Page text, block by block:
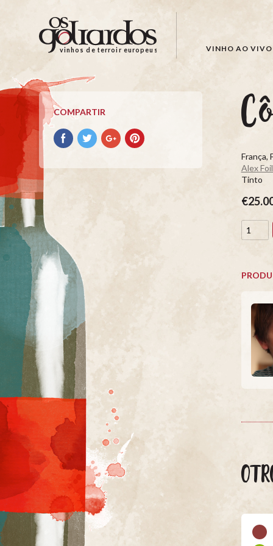
Os
Goliardos
Vinhos
de
Terroir
Europeus
vinhos de terroir europeus VINHO AO
COMPARTIR
Compartir
con
Compartir
con
Compartir
con
Compartir
con
França,
Alex
Tinto